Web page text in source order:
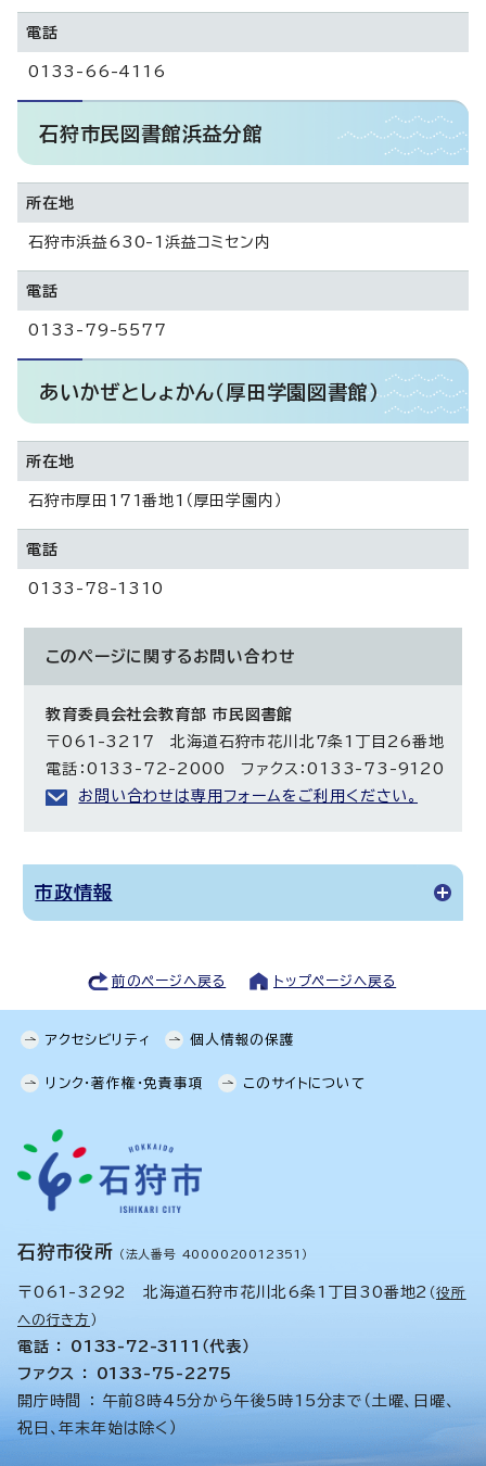
電話
0133-66-4116
石狩市民図書館浜益分館
所在地
石狩市浜益630-1浜益コミセン内
電話
0133-79-5577
あいかぜとしょかん（厚田学園図書館）
所在地
石狩市厚田171番地1（厚田学園内）
電話
0133-78-1310
このページに関する お問い合わせ
教育委員会社会教育部 市民図書館
〒061-3217 北海道石狩市花川北7条1丁目26番地
電話：0133-72-2000 ファクス：0133-73-9120
お問い合わせは専用フォームをご利用ください。
市政情報
前のページへ戻る トップページへ戻る
アクセシビリティ 個人情報の保護
リンク・著作権・免責事項 このサイトについて
石狩市役所 （法人番号 4000020012351）
〒061-3292 北海道石狩市花川北6条1丁目30番地2 （役所
への行き方 ）
電話 ： 0133-72-3111（代表）
ファクス ： 0133-75-2275
開庁時間 ： 午前8時45分から午後5時15分まで（土曜、日曜、
祝日、年末年始は除く）